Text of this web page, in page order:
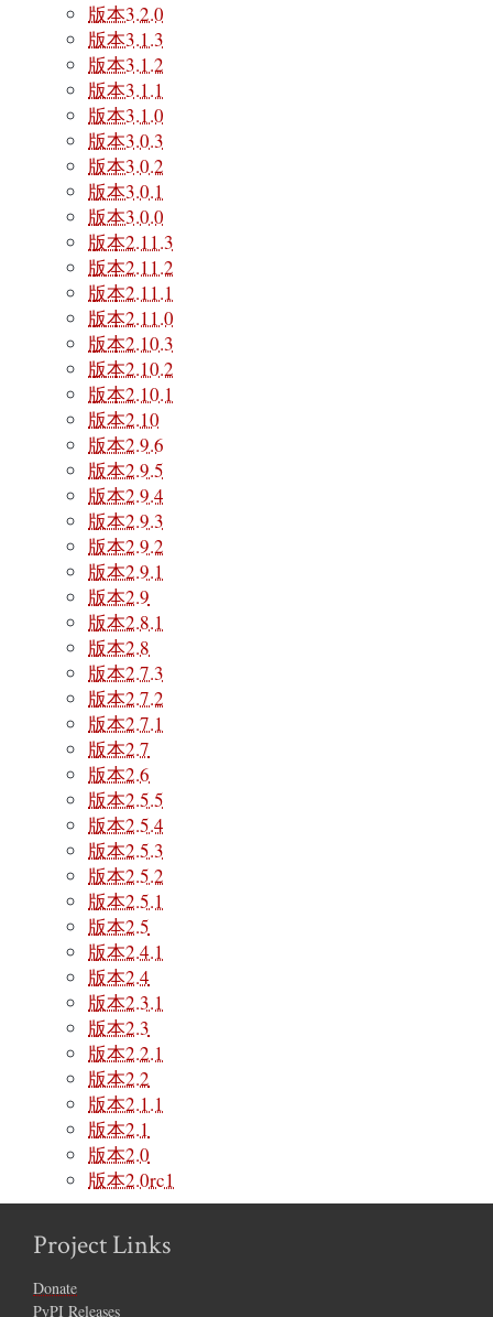
版本3.2.0
版本3.1.3
版本3.1.2
版本3.1.1
版本3.1.0
版本3.0.3
版本3.0.2
版本3.0.1
版本3.0.0
版本2.11.3
版本2.11.2
版本2.11.1
版本2.11.0
版本2.10.3
版本2.10.2
版本2.10.1
版本2.10
版本2.9.6
版本2.9.5
版本2.9.4
版本2.9.3
版本2.9.2
版本2.9.1
版本2.9
版本2.8.1
版本2.8
版本2.7.3
版本2.7.2
版本2.7.1
版本2.7
版本2.6
版本2.5.5
版本2.5.4
版本2.5.3
版本2.5.2
版本2.5.1
版本2.5
版本2.4.1
版本2.4
版本2.3.1
版本2.3
版本2.2.1
版本2.2
版本2.1.1
版本2.1
版本2.0
版本2.0rc1
Project Links
Donate
PyPI Releases